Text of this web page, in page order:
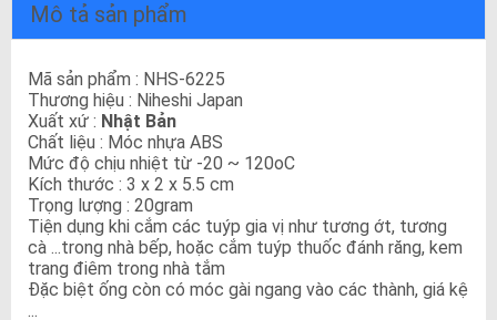
Mô tả sản phẩm
Mã sản phẩm : NHS-6225
Thương hiệu : Niheshi Japan
Xuất xứ : Nhật Bản
Chất liệu : Móc nhựa ABS
Mức độ chịu nhiệt từ -20 ~ 120oC
Kích thước : 3 x 2 x 5.5 cm
Trọng lượng : 20gram
Tiện dụng khi cắm các tuýp gia vị như tương ớt, tương
cà ...trong nhà bếp, hoặc cắm tuýp thuốc đánh răng, kem
trang điêm trong nhà tắm
Đặc biệt ống còn có móc gài ngang vào các thành, giá kệ
...